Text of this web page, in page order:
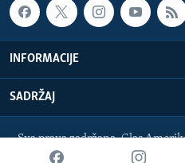
INFORMACIJE
SADRŽAJ
Sva prava zadržana. Glas
bosnian-service@voanews.com